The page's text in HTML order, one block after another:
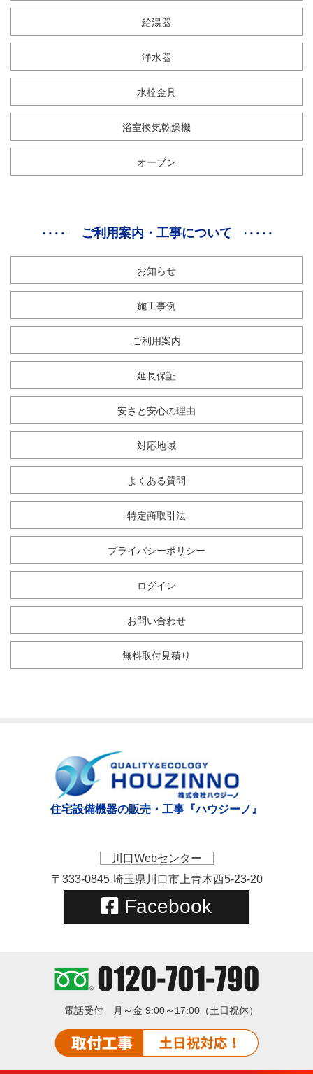
給湯器
浄水器
水栓金具
浴室換気乾燥機
オーブン
ご利用案内・工事について
お知らせ
施工事例
ご利用案内
延長保証
安さと安心の理由
対応地域
よくある質問
特定商取引法
プライバシーポリシー
ログイン
お問い合わせ
無料取付見積り
住宅設備機器の販売・工事『ハウジーノ』
川口Webセンター
〒333-0845 埼玉県川口市上青木西5-23-20
Facebook
電話受付 月～金 9:00～17:00（土日祝休）